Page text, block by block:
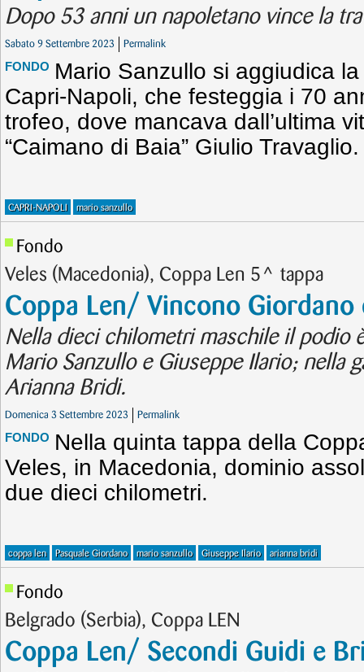
Dopo 53 anni un napoletano vince la
Sabato 9 Settembre 2023 Permalink
FONDO Mario Sanzullo si aggiudica
Capri-Napoli, che festeggia i 70
trofeo, dove mancava dall’ultima
“Caimano di Baia” Giulio Travaglio.
CAPRI-NAPOLI mario sanzullo
Fondo
Veles (Macedonia), Coppa Len 5^ tappa
Coppa Len/ Vincono Giordano
Nella dieci chilometri maschile il podio
Mario Sanzullo e Giuseppe Ilario; nella
Arianna Bridi.
Domenica 3 Settembre 2023 Permalink
FONDO Nella quinta tappa della
Veles, in Macedonia, dominio
due dieci chilometri.
coppa len Pasquale Giordano mario sanzullo Giuseppe Ilario arianna bridi
Fondo
Belgrado (Serbia), Coppa LEN
Coppa Len/ Secondi Guidi e